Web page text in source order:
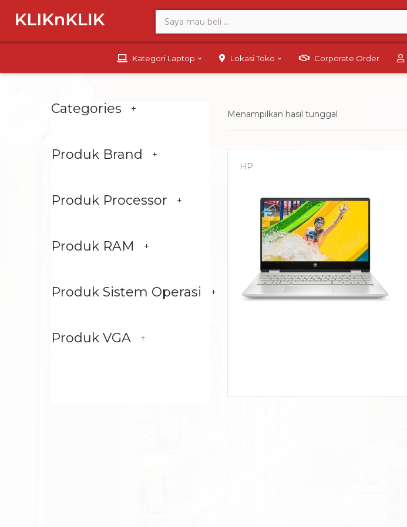
Kategori Laptop Lokasi Toko Corporate Order
Categories
Produk Brand
Produk Processor
Produk RAM
Produk Sistem Operasi
Produk VGA
Menampilkan hasil tunggal
HP